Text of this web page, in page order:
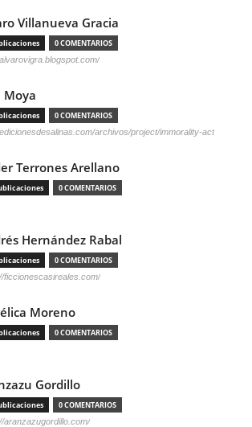
Villanueva Gracia
0 COMENTARIOS
Moya
0 COMENTARIOS
archivos/project/immorality-act
Terrones Arellano
0 COMENTARIOS
Hernández Rabal
0 COMENTARIOS
ficcionescasireales.com/
Moreno
0 COMENTARIOS
Gordillo
0 COMENTARIOS
aranzazugordillo.com/